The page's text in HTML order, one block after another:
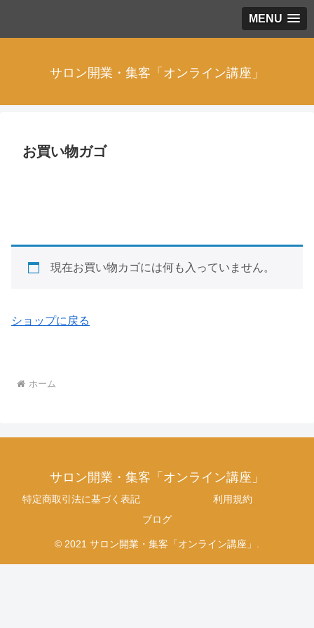
MENU
サロン開業・集客「オンライン講座」
お買い物ガゴ
現在お買い物カゴには何も入っていません。
ショップに戻る
ホーム
サロン開業・集客「オンライン講座」
特定商取引法に基づく表記
利用規約
ブログ
© 2021 サロン開業・集客「オンライン講座」.